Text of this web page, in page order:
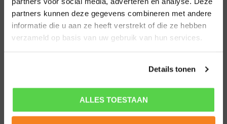
partners kunnen deze gegevens combineren met andere
informatie die u aan ze heeft verstrekt of die ze hebben
verzameld op basis van uw gebruik van hun services.
Details tonen
ALLES TOESTAAN
Overijssel
Zeeland
Amsterdam
Almere
Middelburg
Nijmegen
Roosendaal
Rotterdam
POPULAIRE SPORTEN